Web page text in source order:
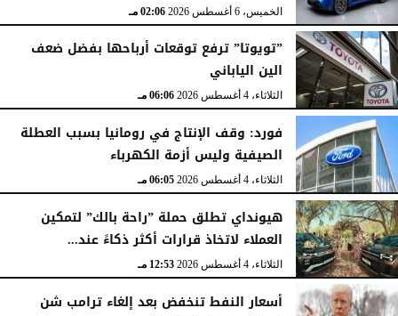
الخميس، 6 أغسطس 2026 02:06 مـ
”تويوتا” ترفع توقعات أرباحها بفضل ضعف
الين الياباني
الثلاثاء، 4 أغسطس 2026 06:06 مـ
فورد: وقف الإنتاج في رومانيا بسبب العطلة
الصيفية وليس أزمة الكهرباء
الثلاثاء، 4 أغسطس 2026 06:05 مـ
هيونداي تطلق حملة ”راحة بالك” لتمكين
العملاء لاتخاذ قرارات أكثر ذكاءً عند...
الثلاثاء، 4 أغسطس 2026 12:53 مـ
أسعار النفط تنخفض بعد إلغاء ترامب شن